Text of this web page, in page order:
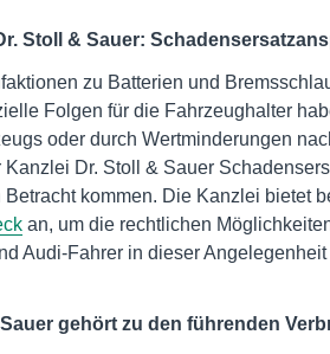
Stoll & Sauer:
zu Batterien und
Folgen für die Fahrzeughalter
oder durch Wertminderungen
Kanzlei Dr. Stoll & Sauer
Betracht kommen. Die Kanzlei bietet
an, um die rechtlichen
Audi-Fahrer in dieser
Sauer gehört zu den führenden